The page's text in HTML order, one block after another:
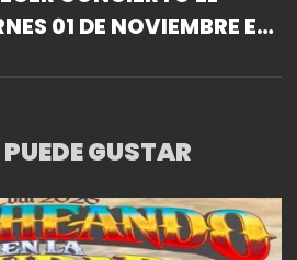
01 DE NOVIEMBRE EN
GUSTAR